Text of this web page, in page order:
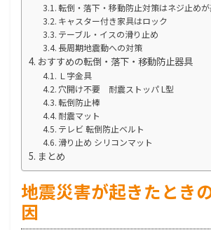
転倒・落下・移動防止対策はネジ止めが
キャスター付き家具はロック
テーブル・イスの滑り止め
長周期地震動への対策
おすすめの転倒・落下・移動防止器具
Ｌ字金具
穴開け不要 耐震ストッパ L型
転倒防止棒
耐震マット
テレビ 転倒防止ベルト
滑り止め シリコンマット
まとめ
地震災害が起きたとき
因